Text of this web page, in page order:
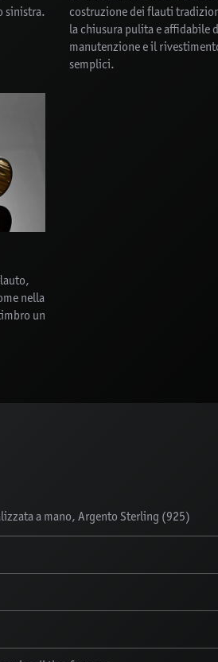
sinistra.
costruzione dei flauti
la chiusura pulita e affidabile
manutenzione e il
semplici.
nella
un
a mano, Argento Sterling (925)